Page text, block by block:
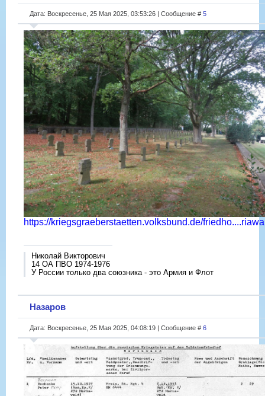
Дата: Воскресенье, 25 Мая 2025, 03:53:26 | Сообщение # 5
https://kriegsgraeberstaetten.volksbund.de/
Николай Викторович
14 ОА ПВО 1974-1976
У России только два союзника - это Армия и Флот
Назаров
Дата: Воскресенье, 25 Мая 2025, 04:08:19 | Сообщение # 6